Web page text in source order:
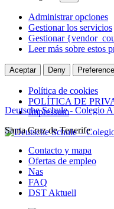
Administrar opciones
Gestionar los servicios
Gestionar
Leer más sobre estos
Aceptar Deny
Política de cookies
POLÍTICA DE
Impressum
Ir
contenido
Deutsche Schule - Colegio
Santa Cruz de Tenerife
Contacto y mapa
Ofertas de empleo
Nas
FAQ
DST Aktuell